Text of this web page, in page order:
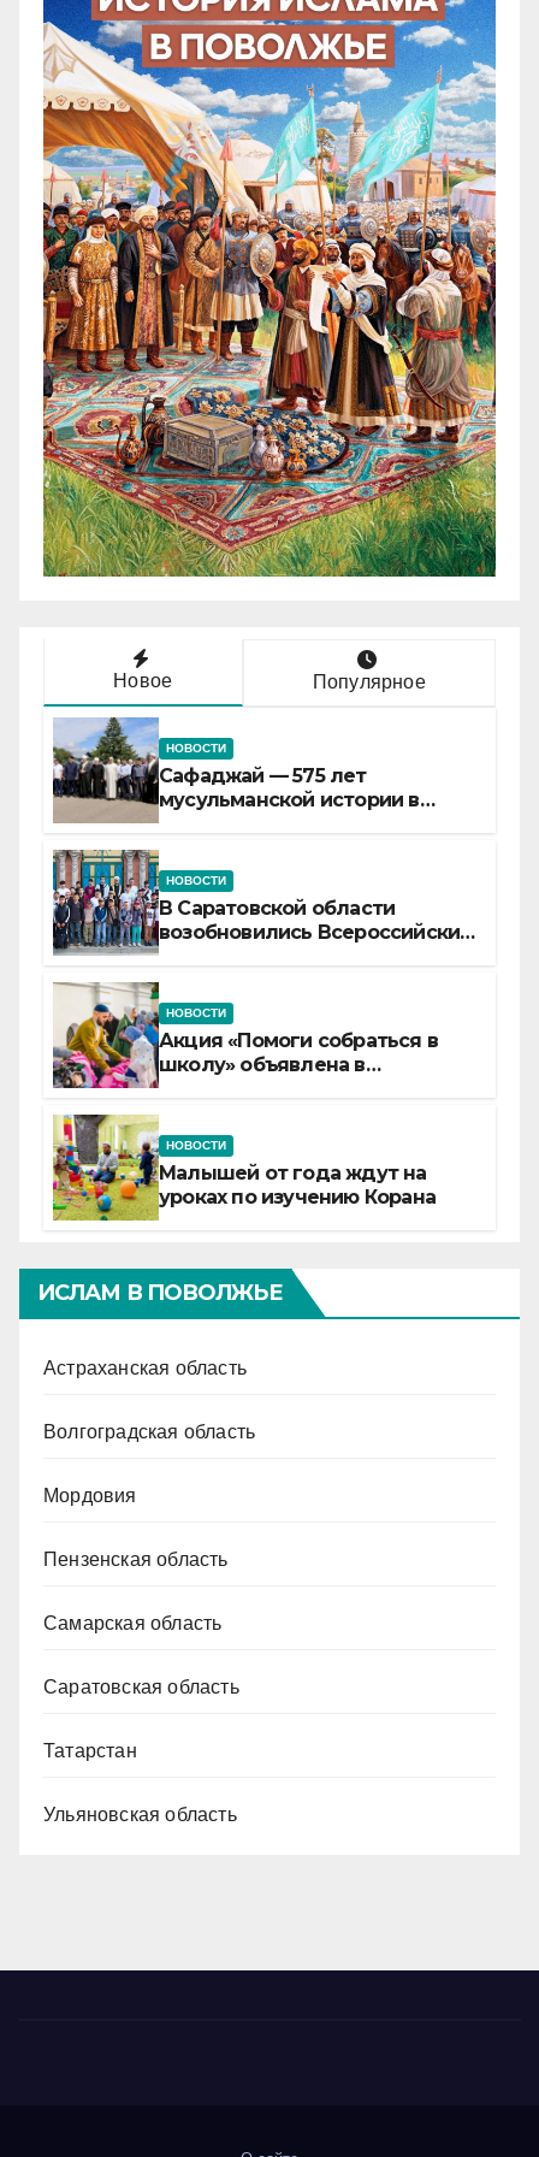
Новое Популярное
НОВОСТИ
Сафаджай — 575 лет
мусульманской истории в
НОВОСТИ
В Саратовской области
возобновились Всероссийские
НОВОСТИ
Акция «Помоги собраться в
школу» объявлена в
НОВОСТИ
Малышей от года ждут на
уроках по изучению Корана
ИСЛАМ В ПОВОЛЖЬЕ
Астраханская область
Волгоградская область
Мордовия
Пензенская область
Самарская область
Саратовская область
Татарстан
Ульяновская область